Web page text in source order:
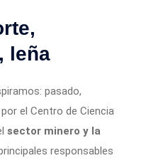
leña
pasado,
el Centro de Ciencia
sector minero y la
responsables